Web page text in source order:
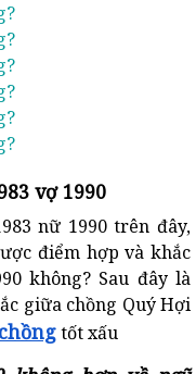
vợ 1990
nữ 1990 trên đây,
điểm hợp và khắc
không? Sau đây là
giữa chồng Quý Hợi
tốt xấu